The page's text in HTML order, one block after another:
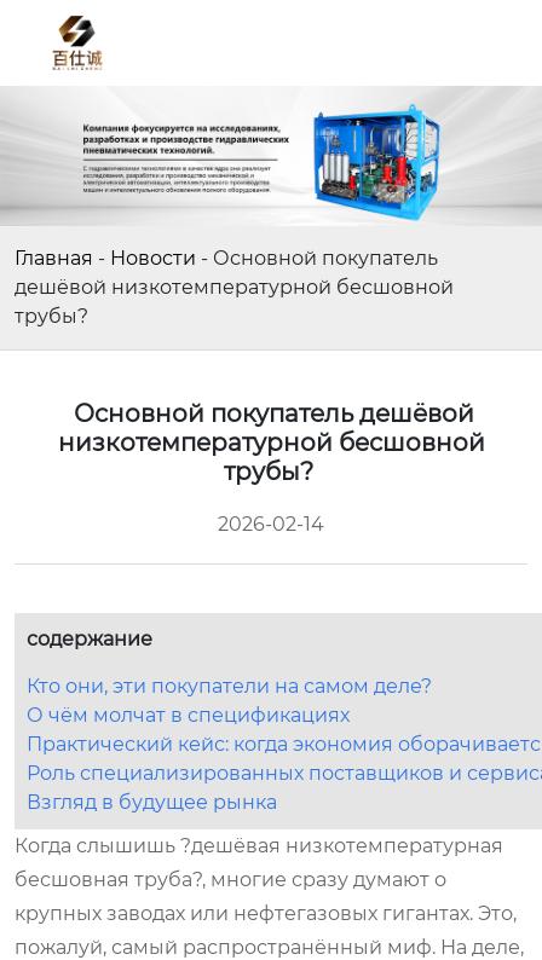
Главная - Новости - Основной покупатель
дешёвой низкотемпературной бесшовной
трубы?
Основной покупатель дешёвой
низкотемпературной бесшовной
трубы?
2026-02-14
содержание
Кто они, эти покупатели на самом деле?
О чём молчат в спецификациях
Практический кейс: когда экономия
Роль специализированных поставщиков и
Взгляд в будущее рынка
Когда слышишь ?дешёвая низкотемпературная
бесшовная труба?, многие сразу думают о
крупных заводах или нефтегазовых гигантах. Это,
пожалуй, самый распространённый миф. На деле,